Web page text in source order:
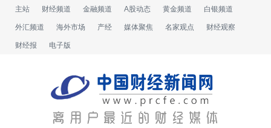
主站 财经频道 金融频道 A股动态 黄金频道 白银频道
外汇频道 海外市场 产经 媒体聚焦 名家观点 财经观察
财经报 电子版